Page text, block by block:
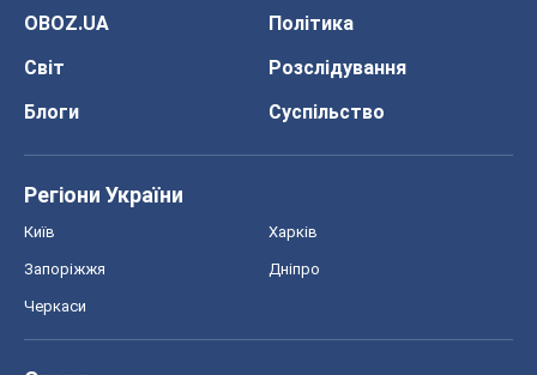
OBOZ.UA
Політика
Світ
Розслідування
Блоги
Суспільство
Регіони України
Київ Харків
Запоріжжя Дніпро
Черкаси